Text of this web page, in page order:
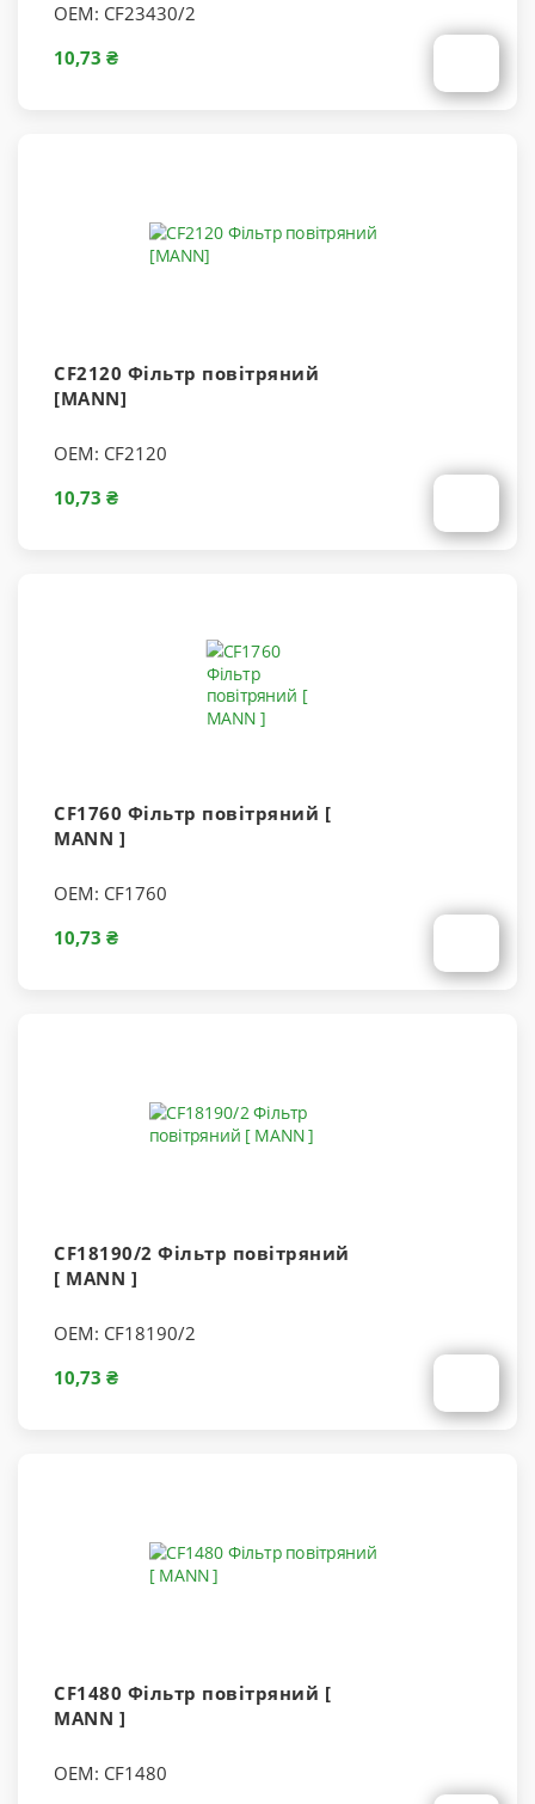
OEM: CF23430/2
10,73 ₴
CF2120 Фільтр повітряний
[MANN]
OEM: CF2120
10,73 ₴
CF1760 Фільтр повітряний [
MANN ]
OEM: CF1760
10,73 ₴
CF18190/2 Фільтр повітряний
[ MANN ]
OEM: CF18190/2
10,73 ₴
CF1480 Фільтр повітряний [
MANN ]
OEM: CF1480